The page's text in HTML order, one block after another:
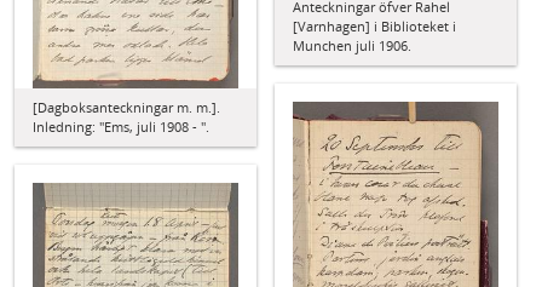
Anteckningar öfver Rahel
[Varnhagen] i Biblioteket i
Munchen juli 1906.
[Dagboksanteckningar m. m.].
Inledning: "Ems, juli 1908 - ".